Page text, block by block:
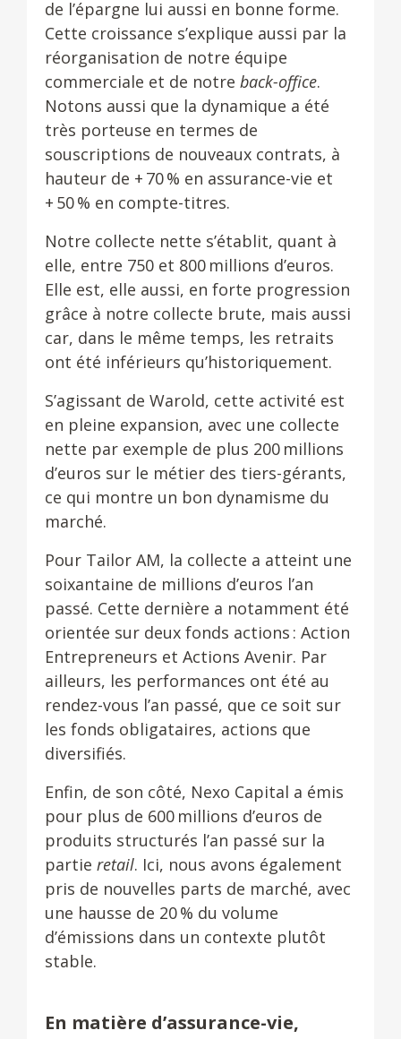
de l’épargne lui aussi en bonne forme.
Cette croissance s’explique aussi par la
réorganisation de notre équipe
commerciale et de notre back-office.
Notons aussi que la dynamique a été
très porteuse en termes de
souscriptions de nouveaux contrats, à
hauteur de + 70 % en assurance-vie et
+ 50 % en compte-titres.
Notre collecte nette s’établit, quant à
elle, entre 750 et 800 millions d’euros.
Elle est, elle aussi, en forte progression
grâce à notre collecte brute, mais aussi
car, dans le même temps, les retraits
ont été inférieurs qu’historiquement.
S’agissant de Warold, cette activité est
en pleine expansion, avec une collecte
nette par exemple de plus 200 millions
d’euros sur le métier des tiers-gérants,
ce qui montre un bon dynamisme du
marché.
Pour Tailor AM, la collecte a atteint une
soixantaine de millions d’euros l’an
passé. Cette dernière a notamment été
orientée sur deux fonds actions : Action
Entrepreneurs et Actions Avenir. Par
ailleurs, les performances ont été au
rendez-vous l’an passé, que ce soit sur
les fonds obligataires, actions que
diversifiés.
Enfin, de son côté, Nexo Capital a émis
pour plus de 600 millions d’euros de
produits structurés l’an passé sur la
partie retail. Ici, nous avons également
pris de nouvelles parts de marché, avec
une hausse de 20 % du volume
d’émissions dans un contexte plutôt
stable.
En matière d’assurance-vie,